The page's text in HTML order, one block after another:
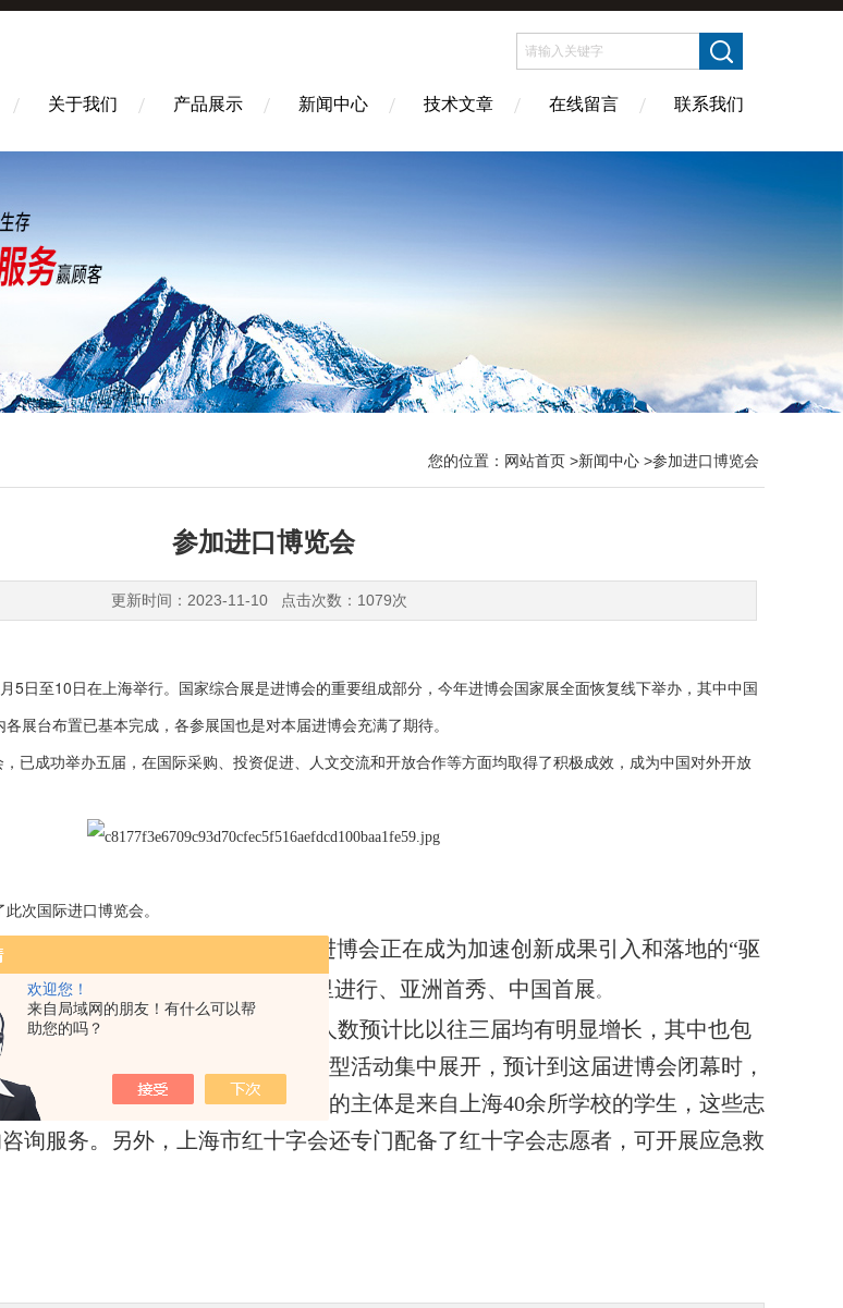
欢迎您！
来自局域网的朋友！有什么可以帮
助您的吗？
关于我们 产品展示 新闻中心 技术文章 在线留言 联系我们
您的位置： 网站首页 >新闻中心 >参加进口博览会
参加进口博览会
更新时间：2023-11-10 点击次数：1079次
月 5 日至 10 日在上海举行。国家综合展是进博会的重要组成部分，今年进博会国家展全面恢复线下举办，其中中国
展台布置已基本完成，各参展国也是对本届进博会充满了期待。
已成功举办五届，在国际采购、投资促进、人文交流和开放合作等方面均取得了积极成效，成为中国对外开放
此次 国际进口博览会。
、新技术、新服务将集中亮相。进博会正在成为加速创新成果引入和落地的“驱
的先进医疗器械、创新药在这里进行、亚洲首秀、中国首展。
愿者5700余名，参与志愿服务总人数预计比以往三届均有明显增长，其中也包
者。第六届进博会期间，各类大型活动集中展开，预计到这届进博会闭幕时，
将有所增加。本届进博会志愿者的主体是来自上海40余所学校的学生，这些志
询服务。另外，上海市红十字会还专门配备了红十字会志愿者，可开展应急救